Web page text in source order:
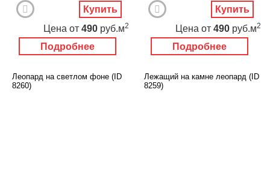
Подробнее
Цена от 490 руб.м2
Купить
Подробнее
Цена от 490 руб.м2
Купить
Леопард на светлом фоне (ID
8260)
Лежащий на камне леопард (ID
8259)